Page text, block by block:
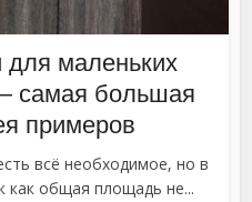
маленьких
самая большая
примеров
всё необходимое, но в
как общая площадь не...